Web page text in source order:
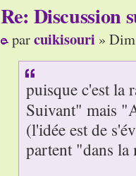
Re: Discussion
parcuikisouri »
puisque c'est la
Suivant" mais
(l'idée est de
partent "dans